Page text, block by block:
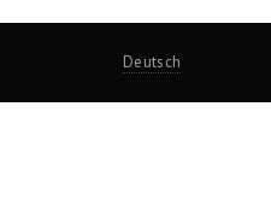
Deutsch